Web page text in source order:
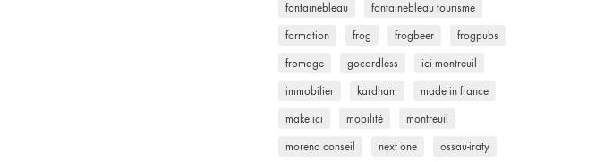
fontainebleau fontainebleau tourisme
formation frog frogbeer frogpubs
fromage gocardless ici montreuil
immobilier kardham made in france
make ici mobilité montreuil
moreno conseil next one ossau-iraty